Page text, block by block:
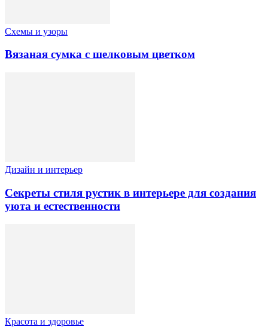
Схемы и узоры
Вязаная сумка с шелковым цветком
Дизайн и интерьер
Секреты стиля рустик в интерьере для создания
уюта и естественности
Красота и здоровье